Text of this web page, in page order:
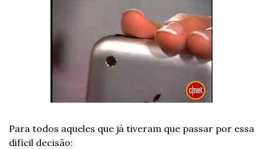
Para todos aqueles que já tiveram que passar por essa
difícil decisão: